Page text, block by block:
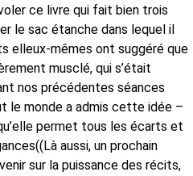
ce livre qui fait bien trois
le sac étanche dans lequel il
elleux-mêmes ont suggéré que
musclé, qui s’était
nos précédentes séances
le monde a admis cette idée –
permet tous les écarts et
aussi, un prochain
sur la puissance des récits,